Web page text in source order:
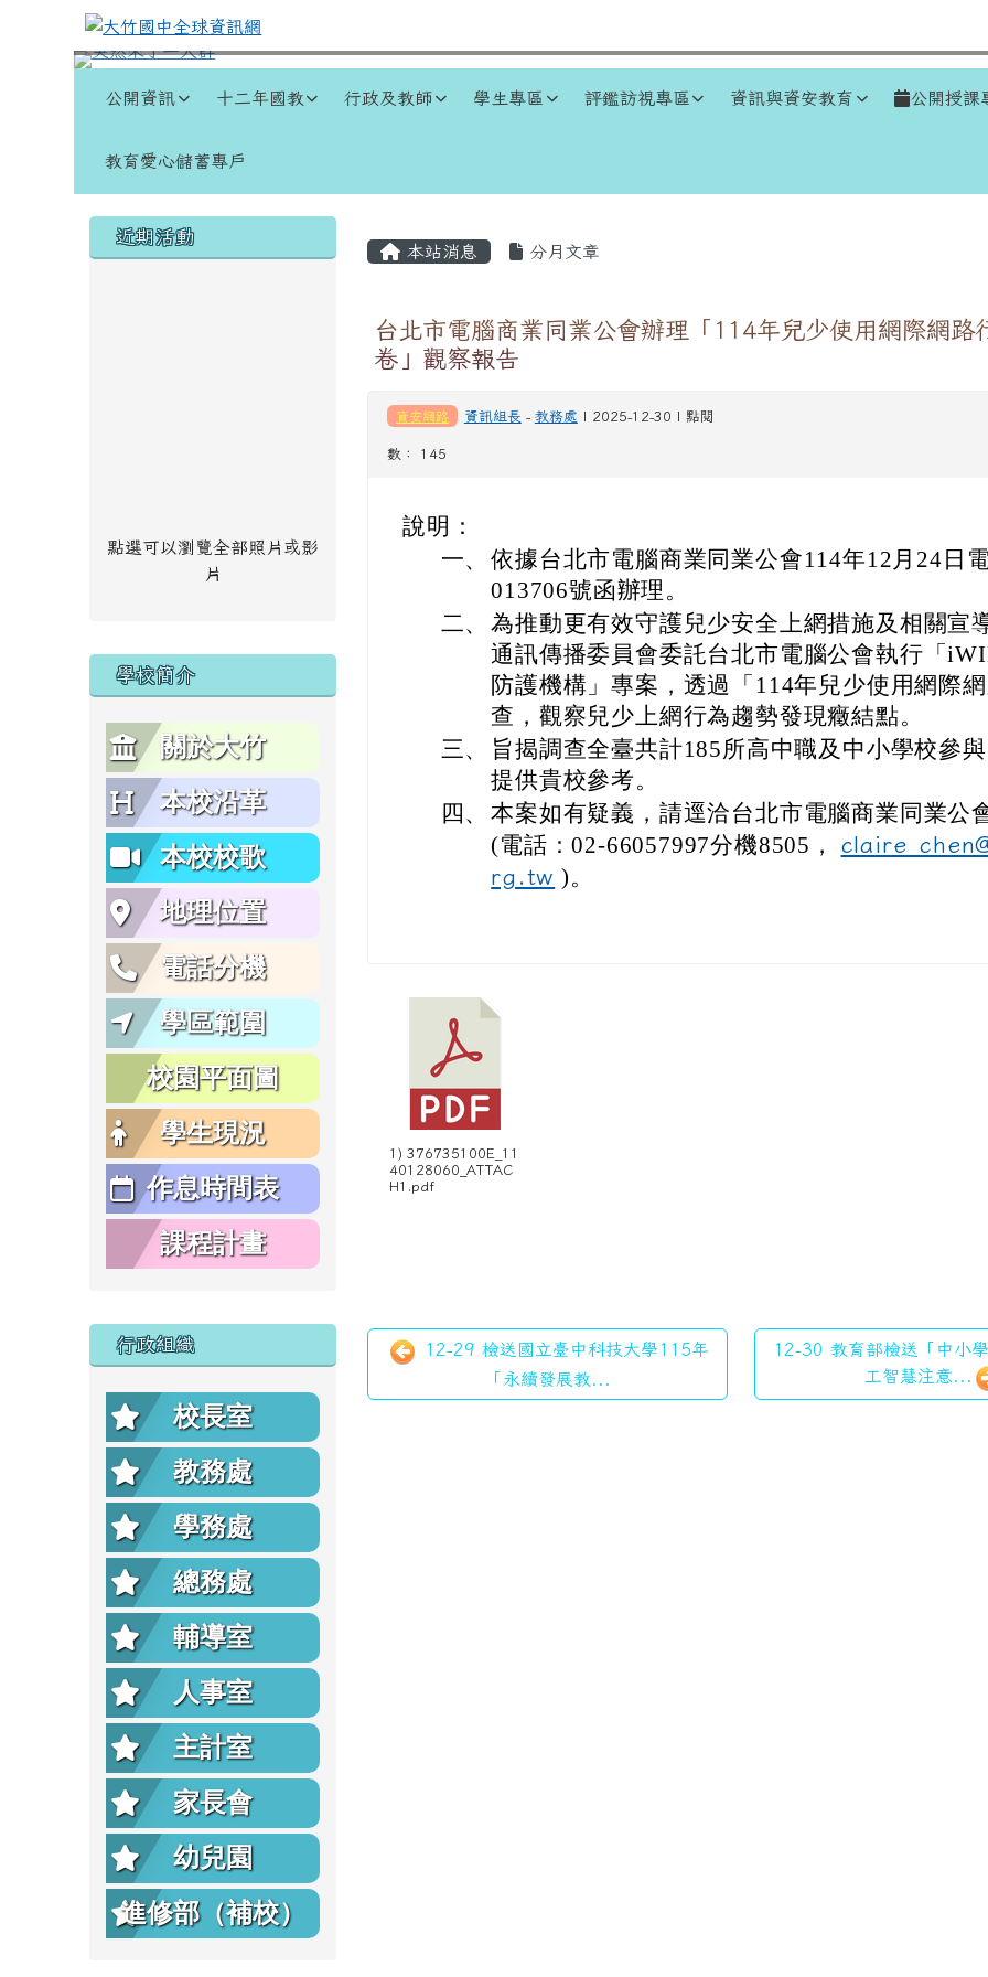
跳至主內容區
大竹國中全球資訊網
公開資訊 十二年國教 行政及教師 學生專區 評鑑訪視專區 資訊與資安教育 公開授課
教育愛心儲蓄專戶
左邊區域內容
近期活動
點選可以瀏覽全部照片或影
片
學校簡介
關於大竹
本校沿革
本校校歌
地理位置
電話分機
學區範圍
校園平面圖
學生現況
作息時間表
課程計畫
行政組織
校長室
教務處
學務處
總務處
輔導室
人事室
主計室
家長會
幼兒園
進修部（補校）
主內容區域
本站消息 分月文章
台北市電腦商業同業公會辦理「114年兒少使用網際網路
卷」觀察報告
資安網路 資訊組長 - 教務處 | 2025-12-30 | 點閱
數： 145
說明：
一、 依據台北市電腦商業同業公會114年12月24日
013706號函辦理。
二、 為推動更有效守護兒少安全上網措施及相關宣
通訊傳播委員會委託台北市電腦公會執行「
防護機構」專案，透過「114年兒少使用網際
查，觀察兒少上網行為趨勢發現癥結點。
三、
旨揭調查全臺共計185所高中職及中小學校參
提供貴校參考。
四、 本案如有疑義，請逕洽台北市電腦商業同業公
(電話：02-66057997分機8505，
rg.tw )。
1) 376735100E_11
40128060_ATTAC
H1.pdf
12-29 檢送國立臺中科技大學115年
「永續發展教...
12-30 教育部檢送「中小
工智慧注意...
頁尾區域